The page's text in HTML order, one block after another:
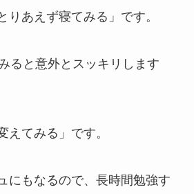
りあえず寝てみる」です。
ると意外とスッキリします
えてみる」です。
にもなるので、長時間勉強す